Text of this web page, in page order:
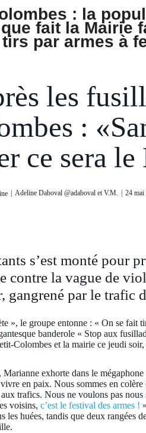
: la
fait la Mairie
par armes à
les
:
ce sera
| Adeline Daboval @adaboval et V.M. | 24 mai
s’est monté pour
contre la vague de
gangrené par le trafic
», le groupe entonne : « On se fait
banderole « Stop aux
Colombes et la mairie ce jeudi
exhorte dans le
en paix. Nous sommes en colère
trafics. Nous ne voulons pas nous
voisins, c’est le festival des armes !
les huées, tandis que deux rangées